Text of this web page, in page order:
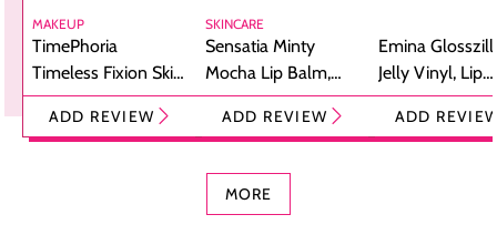
MAKEUP
TimePhoria
Timeless Fixion Skin
Tint Stick,
Foundation dan
ADD REVIEW
SKINCARE
Sensatia Minty
Mocha Lip Balm,
Pelembap Bibir
dengan Aroma
ADD REVIEW
Emina
Jelly Vinyl, Lip
Cream Glossy
Ringan
ADD
MORE